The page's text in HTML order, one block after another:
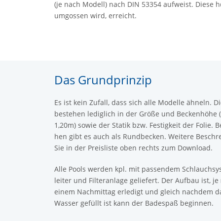
(je nach Mo­dell) nach DIN 53354 auf­weist. Diese
um­gos­sen wird, er­reicht.
Das Grundprinzip
Es ist kein Zu­fall, dass sich alle Mo­del­le äh­neln.
be­ste­hen le­dig­lich in der Größe und Be­cken­hö­he
1,20m) sowie der Sta­tik bzw. Fes­tig­keit der Folie.
hen gibt es auch als Rund­be­cken. Wei­te­re
Sie in der Preis­lis­te oben rechts zum Down­load.
Alle Pools wer­den kpl. mit pas­sen­dem
lei­ter und Fil­ter­an­la­ge ge­lie­fert. Der Auf­bau ist, je
einem Nach­mit­tag er­le­digt und gleich nach­dem
Was­ser ge­füllt ist kann der Ba­de­spaß be­gin­nen.